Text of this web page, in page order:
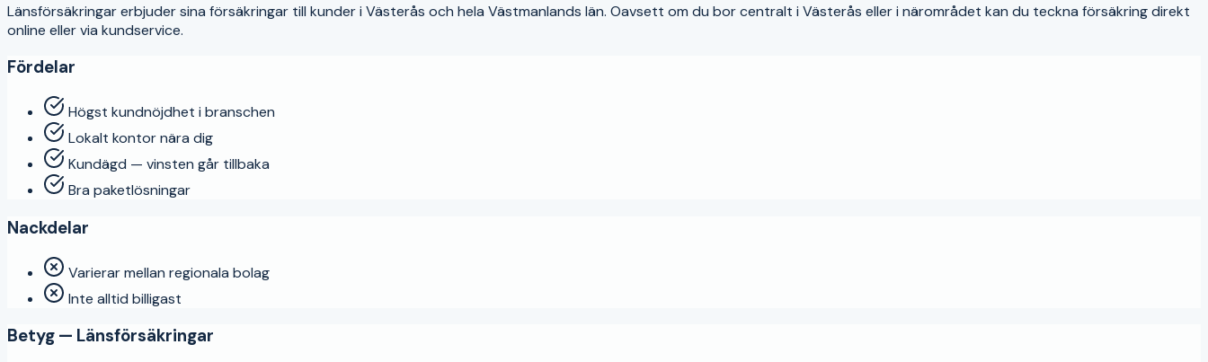
Länsförsäkringarerbjuder sina försäkringar till kunder i Västerås och hela Västmanlands län. Oavsett om du bor centralt i Västerås eller i närområdet kan du teckna försäkring direkt
online eller via kundservice.
Fördelar
Högst kundnöjdhet i branschen
Lokalt kontor nära dig
Kundägd — vinsten går tillbaka
Bra paketlösningar
Nackdelar
Varierar mellan regionala bolag
Inte alltid billigast
Betyg — Länsförsäkringar